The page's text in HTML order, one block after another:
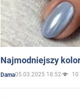
Najmodniejszy
Dama05.03.2025 18:52 10